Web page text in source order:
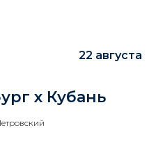
22 августа
х Кубань